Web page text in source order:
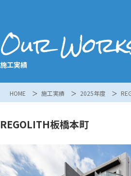
Our
施工実績
HOME 施工実績 2025年度
REGOLITH板橋本町